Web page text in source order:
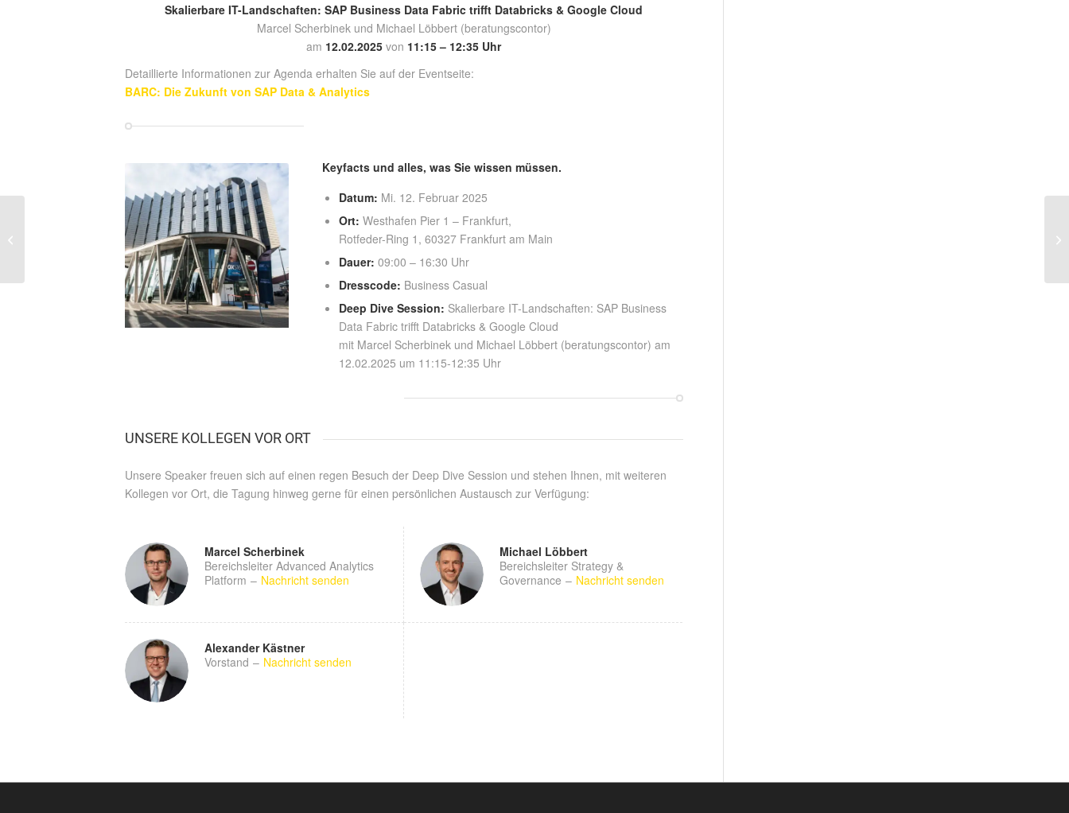
Skalierbare IT-Landschaften: SAP Business Data Fabric trifft Databricks & Google Cloud
Marcel Scherbinek und Michael Löbbert (beratungscontor)
am 12.02.2025von 11:15 – 12:35 Uhr
Detaillierte Informationen zur Agenda erhalten Sie auf der Eventseite:
BARC: Die Zukunft von SAP Data & Analytics
Keyfacts und alles, was Sie wissen müssen.
Datum: Mi. 12. Februar 2025
Ort: Westhafen Pier 1 – Frankfurt,
Rotfeder-Ring 1, 60327 Frankfurt am Main
Dauer: 09:00 – 16:30 Uhr
Dresscode: Business Casual
Deep Dive Session: Skalierbare IT-Landschaften: SAP Business
Data Fabric trifft Databricks & Google Cloud
mit Marcel Scherbinek und Michael Löbbert (beratungscontor) am
12.02.2025 um 11:15-12:35 Uhr
UNSERE KOLLEGEN VOR ORT
Unsere Speaker freuen sich auf einen regen Besuch der Deep Dive Session und stehen Ihnen, mit weiteren
Kollegen vor Ort, die Tagung hinweg gerne für einen persönlichen Austausch zur Verfügung:
Marcel Scherbinek
Bereichsleiter Advanced Analytics
Platform – Nachricht senden
Michael Löbbert
Bereichsleiter Strategy &
Governance – Nachricht senden
Alexander Kästner
Vorstand – Nachricht senden